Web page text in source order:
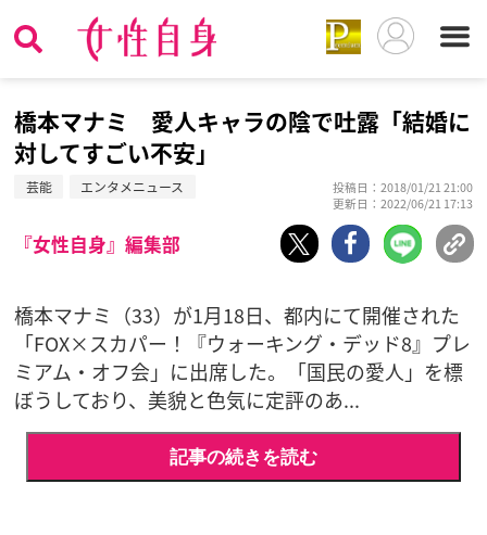
橋本マナミ 愛人キャラの陰で吐露「結婚に
対してすごい不安」
芸能 エンタメニュース
投稿日：2018/01/21 21:00
更新日：2022/06/21 17:13
『女性自身』編集部
橋本マナミ（33）が1月18日、都内にて開催された
「FOX×スカパー！『ウォーキング・デッド8』プレ
ミアム・オフ会」に出席した。「国民の愛人」を標
ぼうしており、美貌と色気に定評のあ...
記事の続きを読む